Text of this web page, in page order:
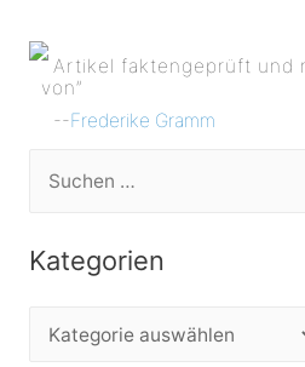
Artikel faktengeprüft und
von”
--Frederike Gramm
Kategorien